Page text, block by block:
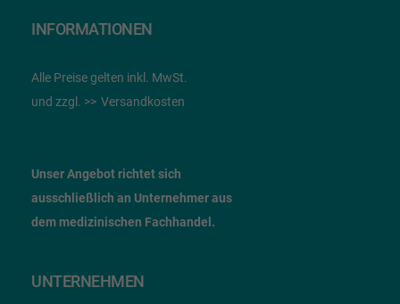
INFORMATIONEN
Alle Preise gelten inkl. MwSt.
und zzgl.
Versandkosten
Unser Angebot richtet sich
ausschließlich an Unternehmeraus
demmedizinischen Fachhandel.
UNTERNEHMEN